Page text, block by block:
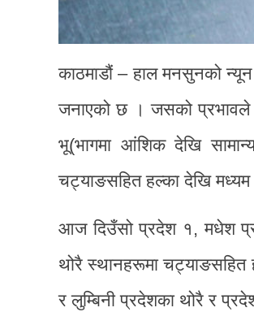
काठमाडौं – हाल मनसुनको न्यून
जनाएको छ । जसको प्रभावले
भू(भागमा आंशिक देखि
चट्याङसहित हल्का देखि मध्यम
आज दिउँसो प्रदेश १, मधेश
थोरै स्थानहरूमा चट्याङसहित
र लुम्बिनी प्रदेशका थोरै र